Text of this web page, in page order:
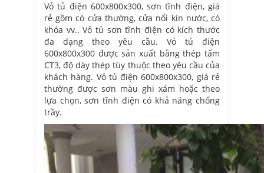
Vỏ tủ điện 600x800x300, sơn tĩnh điện, giá
rẻ gồm có cửa thường, cửa nổi kín nước, có
khóa vv.. Vỏ tủ sơn tĩnh điện có kích thước
đa dạng theo yêu cầu. Vỏ tủ điện
600x800x300 được sản xuất bằng thép tấm
CT3, độ dày thép tùy thuộc theo yêu cầu của
khách hàng. Vỏ tủ điện 600x800x300, giá rẻ
thường được sơn màu ghi xám hoặc theo
lựa chọn, sơn tĩnh điện có khả năng chống
trầy.